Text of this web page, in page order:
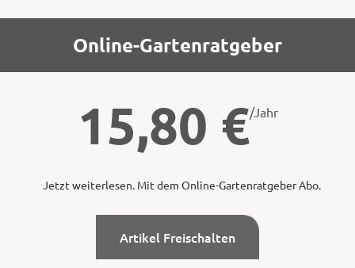
Online-Gartenratgeber
15,80 €/Jahr
Jetzt weiterlesen. Mit dem Online-Gartenratgeber Abo.
Artikel Freischalten